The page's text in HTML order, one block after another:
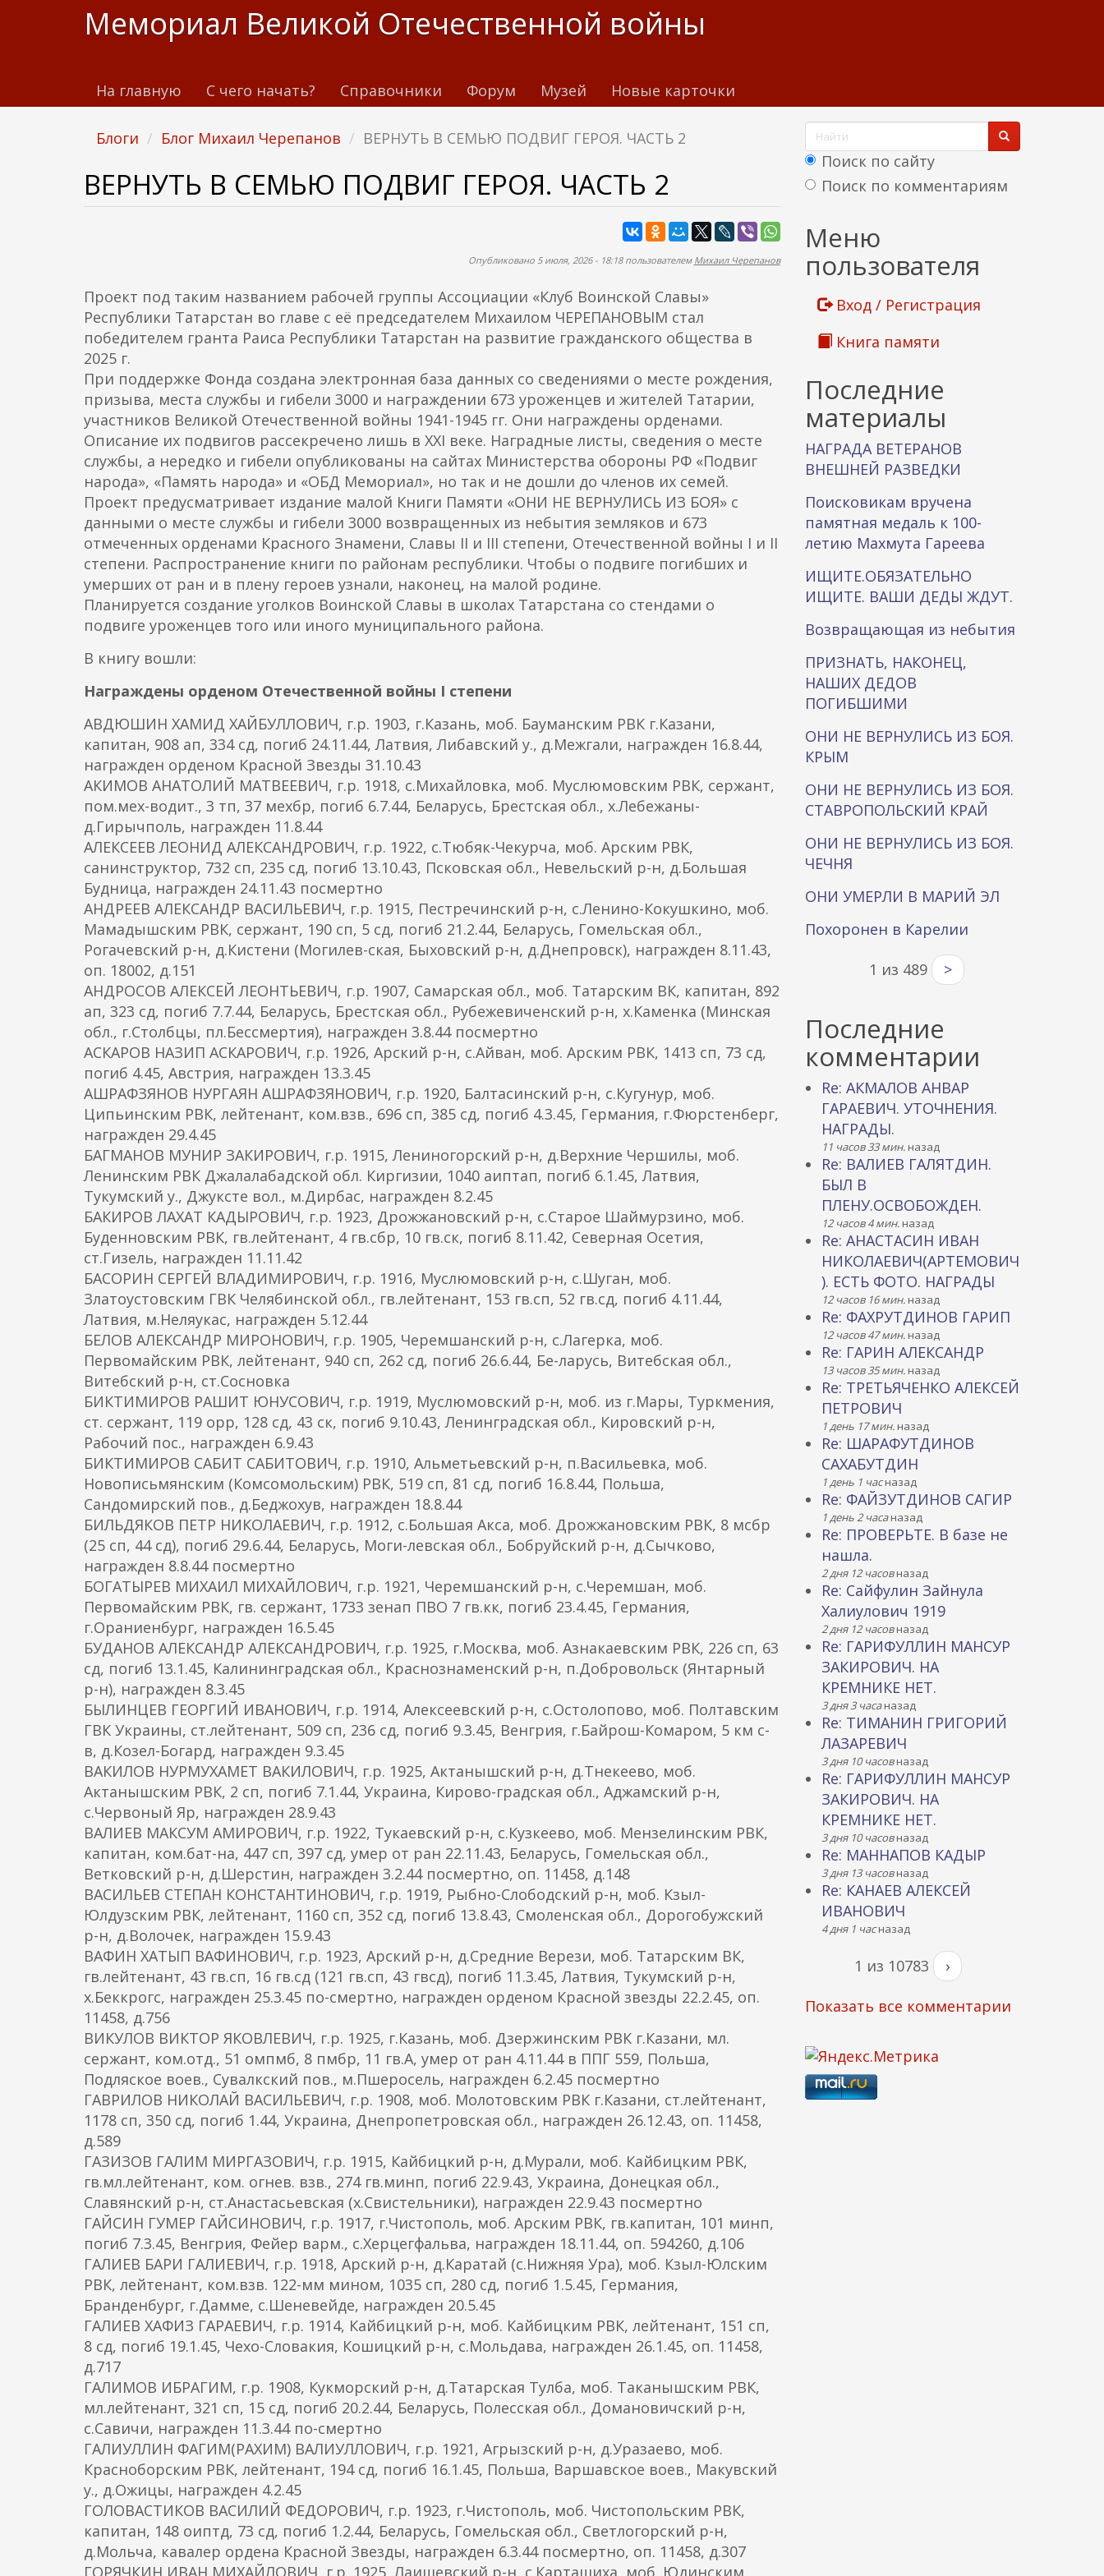
т
Мемориал Великой Отечественной войны
На главную С чего начать? Справочники Форум Музей Новые карточки
Блоги Блог Михаил Черепанов ВЕРНУТЬ В СЕМЬЮ ПОДВИГ ГЕРОЯ. ЧАСТЬ 2
ВЕРНУТЬ В СЕМЬЮ ПОДВИГ ГЕРОЯ. ЧАСТЬ 2
Опубликовано 5 июля, 2026 - 18:18 пользователем Михаил Черепанов
Проект под таким названием рабочей группы Ассоциации «Клуб Воинской Славы»
Республики Татарстан во главе с её председателем Михаилом ЧЕРЕПАНОВЫМ стал
победителем гранта Раиса Республики Татарстан на развитие гражданского общества в
2025 г.
При поддержке Фонда создана электронная база данных со сведениями о месте рождения,
призыва, места службы и гибели 3000 и награждении 673 уроженцев и жителей Татарии,
участников Великой Отечественной войны 1941-1945 гг. Они награждены орденами.
Описание их подвигов рассекречено лишь в XXI веке. Наградные листы, сведения о месте
службы, а нередко и гибели опубликованы на сайтах Министерства обороны РФ «Подвиг
народа», «Память народа» и «ОБД Мемориал», но так и не дошли до членов их семей.
Проект предусматривает издание малой Книги Памяти «ОНИ НЕ ВЕРНУЛИСЬ ИЗ БОЯ» с
данными о месте службы и гибели 3000 возвращенных из небытия земляков и 673
отмеченных орденами Красного Знамени, Славы II и III степени, Отечественной войны I и II
степени. Распространение книги по районам республики. Чтобы о подвиге погибших и
умерших от ран и в плену героев узнали, наконец, на малой родине.
Планируется создание уголков Воинской Славы в школах Татарстана со стендами о
подвиге уроженцев того или иного муниципального района.
В книгу вошли:
Награждены орденом Отечественной войны I степени
АВДЮШИН ХАМИД ХАЙБУЛЛОВИЧ, г.р. 1903, г.Казань, моб. Бауманским РВК г.Казани,
капитан, 908 ап, 334 сд, погиб 24.11.44, Латвия, Либавский у., д.Межгали, награжден 16.8.44,
награжден орденом Красной Звезды 31.10.43
АКИМОВ АНАТОЛИЙ МАТВЕЕВИЧ, г.р. 1918, с.Михайловка, моб. Муслюмовским РВК, сержант,
пом.мех-водит., 3 тп, 37 мехбр, погиб 6.7.44, Беларусь, Брестская обл., х.Лебежаны-
д.Гирычполь, награжден 11.8.44
АЛЕКСЕЕВ ЛЕОНИД АЛЕКСАНДРОВИЧ, г.р. 1922, с.Тюбяк-Чекурча, моб. Арским РВК,
санинструктор, 732 сп, 235 сд, погиб 13.10.43, Псковская обл., Невельский р-н, д.Большая
Будница, награжден 24.11.43 посмертно
АНДРЕЕВ АЛЕКСАНДР ВАСИЛЬЕВИЧ, г.р. 1915, Пестречинский р-н, с.Ленино-Кокушкино, моб.
Мамадышским РВК, сержант, 190 сп, 5 сд, погиб 21.2.44, Беларусь, Гомельская обл.,
Рогачевский р-н, д.Кистени (Могилев-ская, Быховский р-н, д.Днепровск), награжден 8.11.43,
оп. 18002, д.151
АНДРОСОВ АЛЕКСЕЙ ЛЕОНТЬЕВИЧ, г.р. 1907, Самарская обл., моб. Татарским ВК, капитан, 892
ап, 323 сд, погиб 7.7.44, Беларусь, Брестская обл., Рубежевиченский р-н, х.Каменка (Минская
обл., г.Столбцы, пл.Бессмертия), награжден 3.8.44 посмертно
АСКАРОВ НАЗИП АСКАРОВИЧ, г.р. 1926, Арский р-н, с.Айван, моб. Арским РВК, 1413 сп, 73 сд,
погиб 4.45, Австрия, награжден 13.3.45
АШРАФЗЯНОВ НУРГАЯН АШРАФЗЯНОВИЧ, г.р. 1920, Балтасинский р-н, с.Кугунур, моб.
Ципьинским РВК, лейтенант, ком.взв., 696 сп, 385 сд, погиб 4.3.45, Германия, г.Фюрстенберг,
награжден 29.4.45
БАГМАНОВ МУНИР ЗАКИРОВИЧ, г.р. 1915, Лениногорский р-н, д.Верхние Чершилы, моб.
Ленинским РВК Джалалабадской обл. Киргизии, 1040 аиптап, погиб 6.1.45, Латвия,
Тукумский у., Джуксте вол., м.Дирбас, награжден 8.2.45
БАКИРОВ ЛАХАТ КАДЫРОВИЧ, г.р. 1923, Дрожжановский р-н, с.Старое Шаймурзино, моб.
Буденновским РВК, гв.лейтенант, 4 гв.сбр, 10 гв.ск, погиб 8.11.42, Северная Осетия,
ст.Гизель, награжден 11.11.42
БАСОРИН СЕРГЕЙ ВЛАДИМИРОВИЧ, г.р. 1916, Муслюмовский р-н, с.Шуган, моб.
Златоустовским ГВК Челябинской обл., гв.лейтенант, 153 гв.сп, 52 гв.сд, погиб 4.11.44,
Латвия, м.Неляукас, награжден 5.12.44
БЕЛОВ АЛЕКСАНДР МИРОНОВИЧ, г.р. 1905, Черемшанский р-н, с.Лагерка, моб.
Первомайским РВК, лейтенант, 940 сп, 262 сд, погиб 26.6.44, Бе-ларусь, Витебская обл.,
Витебский р-н, ст.Сосновка
БИКТИМИРОВ РАШИТ ЮНУСОВИЧ, г.р. 1919, Муслюмовский р-н, моб. из г.Мары, Туркмения,
ст. сержант, 119 орр, 128 сд, 43 ск, погиб 9.10.43, Ленинградская обл., Кировский р-н,
Рабочий пос., награжден 6.9.43
БИКТИМИРОВ САБИТ САБИТОВИЧ, г.р. 1910, Альметьевский р-н, п.Васильевка, моб.
Новописьмянским (Комсомольским) РВК, 519 сп, 81 сд, погиб 16.8.44, Польша,
Сандомирский пов., д.Беджохув, награжден 18.8.44
БИЛЬДЯКОВ ПЕТР НИКОЛАЕВИЧ, г.р. 1912, с.Большая Акса, моб. Дрожжановским РВК, 8 мсбр
(25 сп, 44 сд), погиб 29.6.44, Беларусь, Моги-левская обл., Бобруйский р-н, д.Сычково,
награжден 8.8.44 посмертно
БОГАТЫРЕВ МИХАИЛ МИХАЙЛОВИЧ, г.р. 1921, Черемшанский р-н, с.Черемшан, моб.
Первомайским РВК, гв. сержант, 1733 зенап ПВО 7 гв.кк, погиб 23.4.45, Германия,
г.Ораниенбург, награжден 16.5.45
БУДАНОВ АЛЕКСАНДР АЛЕКСАНДРОВИЧ, г.р. 1925, г.Москва, моб. Азнакаевским РВК, 226 сп, 63
сд, погиб 13.1.45, Калининградская обл., Краснознаменский р-н, п.Добровольск (Янтарный
р-н), награжден 8.3.45
БЫЛИНЦЕВ ГЕОРГИЙ ИВАНОВИЧ, г.р. 1914, Алексеевский р-н, с.Остолопово, моб. Полтавским
ГВК Украины, ст.лейтенант, 509 сп, 236 сд, погиб 9.3.45, Венгрия, г.Байрош-Комаром, 5 км с-
в, д.Козел-Богард, награжден 9.3.45
ВАКИЛОВ НУРМУХАМЕТ ВАКИЛОВИЧ, г.р. 1925, Актанышский р-н, д.Тнекеево, моб.
Актанышским РВК, 2 сп, погиб 7.1.44, Украина, Кирово-градская обл., Аджамский р-н,
с.Червоный Яр, награжден 28.9.43
ВАЛИЕВ МАКСУМ АМИРОВИЧ, г.р. 1922, Тукаевский р-н, с.Кузкеево, моб. Мензелинским РВК,
капитан, ком.бат-на, 447 сп, 397 сд, умер от ран 22.11.43, Беларусь, Гомельская обл.,
Ветковский р-н, д.Шерстин, награжден 3.2.44 посмертно, оп. 11458, д.148
ВАСИЛЬЕВ СТЕПАН КОНСТАНТИНОВИЧ, г.р. 1919, Рыбно-Слободский р-н, моб. Кзыл-
Юлдузским РВК, лейтенант, 1160 сп, 352 сд, погиб 13.8.43, Смоленская обл., Дорогобужский
р-н, д.Волочек, награжден 15.9.43
ВАФИН ХАТЫП ВАФИНОВИЧ, г.р. 1923, Арский р-н, д.Средние Верези, моб. Татарским ВК,
гв.лейтенант, 43 гв.сп, 16 гв.сд (121 гв.сп, 43 гвсд), погиб 11.3.45, Латвия, Тукумский р-н,
х.Беккрогс, награжден 25.3.45 по-смертно, награжден орденом Красной звезды 22.2.45, оп.
11458, д.756
ВИКУЛОВ ВИКТОР ЯКОВЛЕВИЧ, г.р. 1925, г.Казань, моб. Дзержинским РВК г.Казани, мл.
сержант, ком.отд., 51 омпмб, 8 пмбр, 11 гв.А, умер от ран 4.11.44 в ППГ 559, Польша,
Подляское воев., Сувалкский пов., м.Пшеросель, награжден 6.2.45 посмертно
ГАВРИЛОВ НИКОЛАЙ ВАСИЛЬЕВИЧ, г.р. 1908, моб. Молотовским РВК г.Казани, ст.лейтенант,
1178 сп, 350 сд, погиб 1.44, Украина, Днепропетровская обл., награжден 26.12.43, оп. 11458,
д.589
ГАЗИЗОВ ГАЛИМ МИРГАЗОВИЧ, г.р. 1915, Кайбицкий р-н, д.Мурали, моб. Кайбицким РВК,
гв.мл.лейтенант, ком. огнев. взв., 274 гв.минп, погиб 22.9.43, Украина, Донецкая обл.,
Славянский р-н, ст.Анастасьевская (х.Свистельники), награжден 22.9.43 посмертно
ГАЙСИН ГУМЕР ГАЙСИНОВИЧ, г.р. 1917, г.Чистополь, моб. Арским РВК, гв.капитан, 101 минп,
погиб 7.3.45, Венгрия, Фейер варм., с.Херцегфальва, награжден 18.11.44, оп. 594260, д.106
ГАЛИЕВ БАРИ ГАЛИЕВИЧ, г.р. 1918, Арский р-н, д.Каратай (с.Нижняя Ура), моб. Кзыл-Юлским
РВК, лейтенант, ком.взв. 122-мм мином, 1035 сп, 280 сд, погиб 1.5.45, Германия,
Бранденбург, г.Дамме, с.Шеневейде, награжден 20.5.45
ГАЛИЕВ ХАФИЗ ГАРАЕВИЧ, г.р. 1914, Кайбицкий р-н, моб. Кайбицким РВК, лейтенант, 151 сп,
8 сд, погиб 19.1.45, Чехо-Словакия, Кошицкий р-н, с.Мольдава, награжден 26.1.45, оп. 11458,
д.717
ГАЛИМОВ ИБРАГИМ, г.р. 1908, Кукморский р-н, д.Татарская Тулба, моб. Таканышским РВК,
мл.лейтенант, 321 сп, 15 сд, погиб 20.2.44, Беларусь, Полесская обл., Домановичский р-н,
с.Савичи, награжден 11.3.44 по-смертно
ГАЛИУЛЛИН ФАГИМ(РАХИМ) ВАЛИУЛЛОВИЧ, г.р. 1921, Агрызский р-н, д.Уразаево, моб.
Красноборским РВК, лейтенант, 194 сд, погиб 16.1.45, Польша, Варшавское воев., Макувский
у., д.Ожицы, награжден 4.2.45
ГОЛОВАСТИКОВ ВАСИЛИЙ ФЕДОРОВИЧ, г.р. 1923, г.Чистополь, моб. Чистопольским РВК,
капитан, 148 оиптд, 73 сд, погиб 1.2.44, Беларусь, Гомельская обл., Светлогорский р-н,
д.Мольча, кавалер ордена Красной Звезды, награжден 6.3.44 посмертно, оп. 11458, д.307
ГОРЯЧКИН ИВАН МИХАЙЛОВИЧ, г.р. 1925, Лаишевский р-н, с.Карташиха, моб. Юдинским
Ф
о
р
а
п
о
и
к
а
Поиск по сайту
Поиск по комментариям
Меню
пользователя
Вход / Регистрация
Книга памяти
Последние
материалы
НАГРАДА ВЕТЕРАНОВ
ВНЕШНЕЙ РАЗВЕДКИ
Поисковикам вручена
памятная медаль к 100-
летию Махмута Гареева
ИЩИТЕ.ОБЯЗАТЕЛЬНО
ИЩИТЕ. ВАШИ ДЕДЫ ЖДУТ.
Возвращающая из небытия
ПРИЗНАТЬ, НАКОНЕЦ,
НАШИХ ДЕДОВ
ПОГИБШИМИ
ОНИ НЕ ВЕРНУЛИСЬ ИЗ БОЯ.
КРЫМ
ОНИ НЕ ВЕРНУЛИСЬ ИЗ БОЯ.
СТАВРОПОЛЬСКИЙ КРАЙ
ОНИ НЕ ВЕРНУЛИСЬ ИЗ БОЯ.
ЧЕЧНЯ
ОНИ УМЕРЛИ В МАРИЙ ЭЛ
Похоронен в Карелии
1 из 489 >
Последние
комментарии
Re: АКМАЛОВ АНВАР
ГАРАЕВИЧ. УТОЧНЕНИЯ.
НАГРАДЫ.
11 часов 33 мин.назад
Re: ВАЛИЕВ ГАЛЯТДИН.
БЫЛ В
ПЛЕНУ.ОСВОБОЖДЕН.
12 часов 4 мин.назад
Re: АНАСТАСИН ИВАН
НИКОЛАЕВИЧ(АРТЕМОВИЧ
). ЕСТЬ ФОТО. НАГРАДЫ
12 часов 16 мин.назад
Re: ФАХРУТДИНОВ ГАРИП
12 часов 47 мин.назад
Re: ГАРИН АЛЕКСАНДР
13 часов 35 мин.назад
Re: ТРЕТЬЯЧЕНКО АЛЕКСЕЙ
ПЕТРОВИЧ
1 день 17 мин.назад
Re: ШАРАФУТДИНОВ
САХАБУТДИН
1 день 1 часназад
Re: ФАЙЗУТДИНОВ САГИР
1 день 2 часаназад
Re: ПРОВЕРЬТЕ. В базе не
нашла.
2 дня 12 часовназад
Re: Сайфулин Зайнула
Халиулович 1919
2 дня 12 часовназад
Re: ГАРИФУЛЛИН МАНСУР
ЗАКИРОВИЧ. НА
КРЕМНИКЕ НЕТ.
3 дня 3 часаназад
Re: ТИМАНИН ГРИГОРИЙ
ЛАЗАРЕВИЧ
3 дня 10 часовназад
Re: ГАРИФУЛЛИН МАНСУР
ЗАКИРОВИЧ. НА
КРЕМНИКЕ НЕТ.
3 дня 10 часовназад
Re: МАННАПОВ КАДЫР
3 дня 13 часовназад
Re: КАНАЕВ АЛЕКСЕЙ
ИВАНОВИЧ
4 дня 1 часназад
1 из 10783 ›
Показать все комментарии